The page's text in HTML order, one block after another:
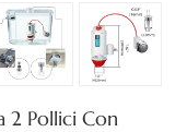
2 Pollici Con